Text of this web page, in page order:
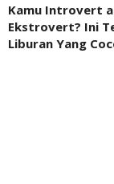
Kamu Introvert
Ekstrovert? Ini
Liburan Yang